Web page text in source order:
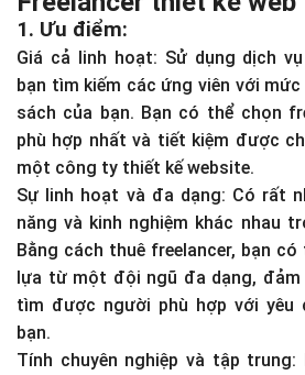
1. Ưu điểm:
Giá cả linh hoạt: Sử dụng dịch
bạn tìm kiếm các ứng viên với
sách của bạn. Bạn có thể chọn
phù hợp nhất và tiết kiệm được
một công ty thiết kế website.
Sự linh hoạt và đa dạng: Có rất
năng và kinh nghiệm khác nhau
Bằng cách thuê freelancer, bạn
lựa từ một đội ngũ đa dạng,
tìm được người phù hợp với yêu
bạn.
Tính chuyên nghiệp và tập trung: